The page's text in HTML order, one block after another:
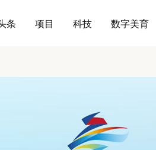
条 项目 科技 数字美育